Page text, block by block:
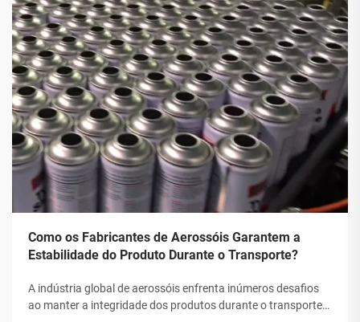
Como os Fabricantes de Aerossóis Garantem a
Estabilidade do Produto Durante o Transporte?
A indústria global de aerossóis enfrenta inúmeros desafios
ao manter a integridade dos produtos durante o transporte.